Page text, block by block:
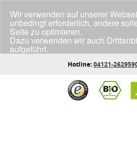
Hotline:04121-
Wir verwenden auf unserer
unbedingt erforderlich, andere
Seite zu optimieren.
Dazu verwenden wir auch
aufgeführt.
Klicke unten auf "Annehmen",